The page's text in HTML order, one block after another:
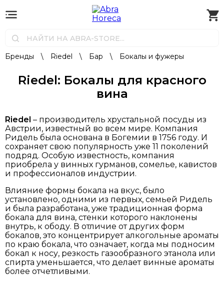
Бренды \ Riedel \ Бар \ Бокалы и фужеры
Riedel: Бокалы для красного
вина
Riedel – производитель хрустальной посуды из
Австрии, известный во всем мире. Компания
Ридель была основана в Богемии в 1756 году. И
сохраняет свою популярность уже 11 поколений
подряд. Особую известность, компания
приобрела у винных гурманов, сомелье, кавистов
и профессионалов индустрии.
Влияние формы бокала на вкус, было
установлено, одними из первых, семьей Ридель
и была разработана, уже традиционная форма
бокала для вина, стенки которого наклонены
внутрь, к ободу. В отличие от других форм
бокалов, это концентрирует алкогольные ароматы
по краю бокала, что означает, когда мы подносим
бокал к носу, резкость газообразного этанола или
спирта уменьшается, что делает винные ароматы
более отчетливыми.